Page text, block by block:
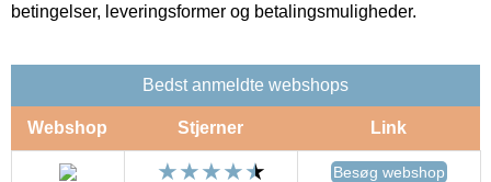
betingelser, leveringsformer og betalingsmuligheder.
Bedst anmeldte webshops
Webshop Stjerner Link
Besøg webshop